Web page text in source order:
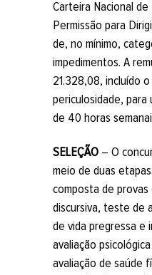
Carteira Nacional de
Permissão para
de, no mínimo,
impedimentos. A
21.328,08, incluído
periculosidade, para
de 40 horas
SELEÇÃO – O
meio de duas
composta de
discursiva, teste de
de vida pregressa e
avaliação
avaliação de saúde